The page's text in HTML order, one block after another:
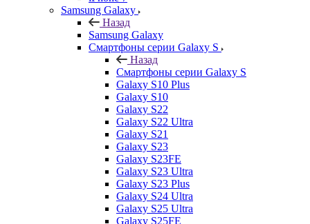
Samsung Galaxy
Назад
Samsung Galaxy
Смартфоны серии Galaxy S
Назад
Смартфоны серии Galaxy S
Galaxy S10 Plus
Galaxy S10
Galaxy S22
Galaxy S22 Ultra
Galaxy S21
Galaxy S23
Galaxy S23FE
Galaxy S23 Ultra
Galaxy S23 Plus
Galaxy S24 Ultra
Galaxy S25 Ultra
Galaxy S25FE